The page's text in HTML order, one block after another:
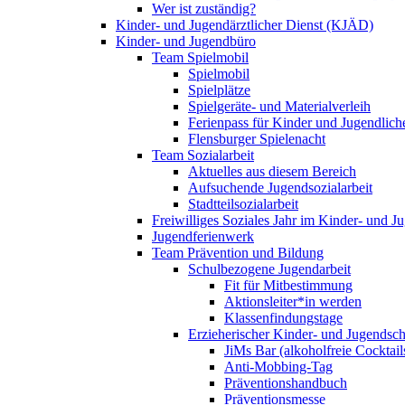
Wer ist zuständig?
Kinder- und Jugendärztlicher Dienst (KJÄD)
Kinder- und Jugendbüro
Team Spielmobil
Spielmobil
Spielplätze
Spielgeräte- und Materialverleih
Ferienpass für Kinder und
Flensburger Spielenacht
Team Sozialarbeit
Aktuelles aus diesem Bereich
Aufsuchende Jugendsozialarbeit
Stadtteilsozialarbeit
Freiwilliges Soziales Jahr im Kinder- und
Jugendferienwerk
Team Prävention und Bildung
Schulbezogene Jugendarbeit
Fit für Mitbestimmung
Aktionsleiter*in werden
Klassenfindungstage
Erzieherischer Kinder- und
JiMs Bar (alkoholfreie
Anti-Mobbing-Tag
Präventionshandbuch
Präventionsmesse